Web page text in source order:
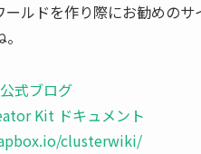
ールドを作り際にお勧めの
式ブログ
Kit ドキュメント
clusterwiki/